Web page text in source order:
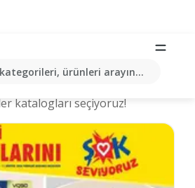
ürünleri arayın...
kataloglar ve
katalogları seçiyoruz!